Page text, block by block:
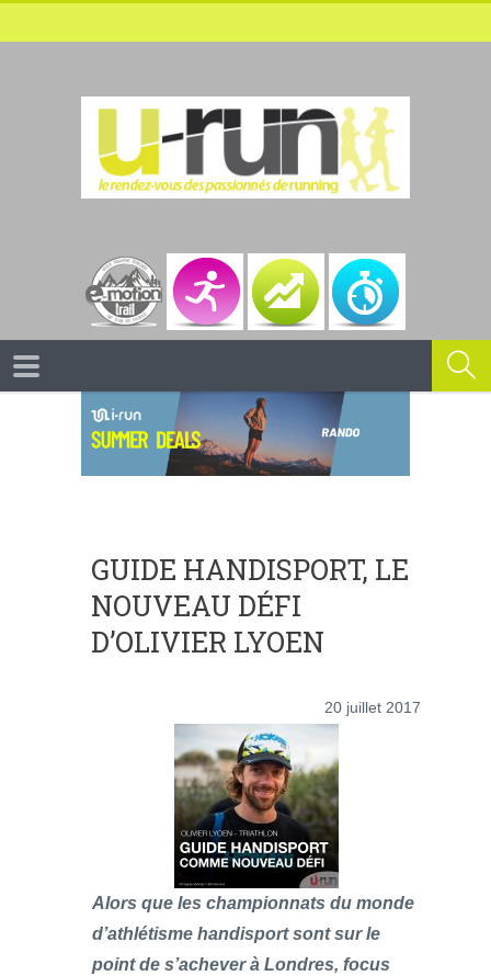
GUIDE HANDISPORT, LE
NOUVEAU DÉFI
D’OLIVIER LYOEN
20 juillet 2017
Alors que les championnats du monde
d’athlétisme handisport sont sur le
point de s’achever à Londres, focus